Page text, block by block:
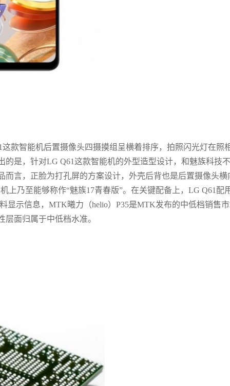
款智能机后置摄像头四摄摸组呈横着排序，拍照闪光灯在照
是，针对LG Q61这款智能机的外型造型设计，和魅族科技
而言，正脸为打孔屏的方案设计，外壳后背也是后置摄像头横
上乃至能够称作“魅族17青春版”。在关键配备上，LG Q61配
显示信息，MTK曦力（helio）P35是MTK发布的中低档销售
面归属于中低档水准。